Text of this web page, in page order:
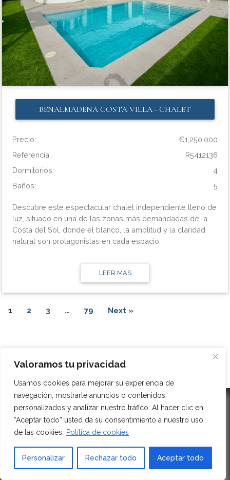
Valoramos tu privacidad
Usamos cookies para mejorar su experiencia de
navegación, mostrarle anuncios o contenidos
personalizados y analizar nuestro tráfico. Al hacer clic en
“Aceptar todo” usted da su consentimiento a nuestro uso
de las cookies.
Política de cookies
Personalizar Rechazar todo Aceptar todo
BENALMADENA COSTA VILLA - CHALET
Precio:
€1,250,000
Referencia:
R5412136
Dormitorios:
4
Baños:
5
Descubre este espectacular chalet independiente lleno de
luz, situado en una de las zonas más demandadas de la
Costa del Sol, donde el blanco, la amplitud y la claridad
natural son protagonistas en cada espacio.
LEER MÁS
1 2 3 … 79 Next »
CALL US
MESSAGE US